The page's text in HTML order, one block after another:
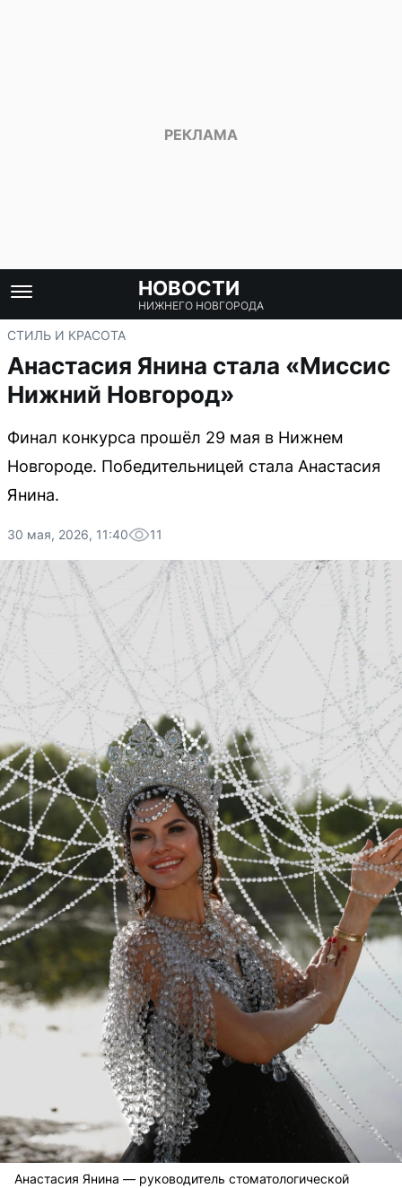
НОВОСТИ
НИЖНЕГО НОВГОРОДА
СТИЛЬ И КРАСОТА
Анастасия Янина стала «Миссис
Нижний Новгород»
Финал конкурса прошёл 29 мая в Нижнем
Новгороде. Победительницей стала Анастасия
Янина.
30 мая, 2026, 11:40 11
Анастасия Янина — руководитель стоматологической